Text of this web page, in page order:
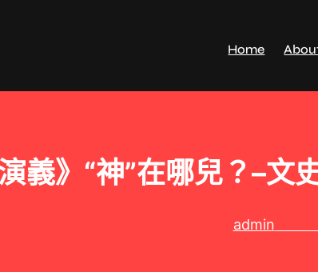
Home
演義》“神”在哪兒？–
admin